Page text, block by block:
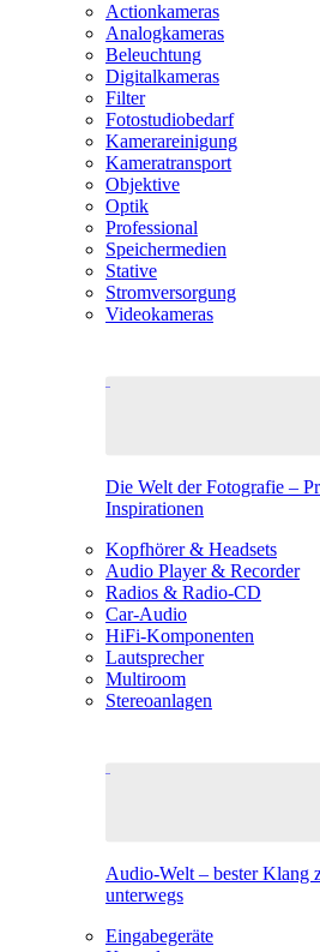
Actionkameras
Analogkameras
Beleuchtung
Digitalkameras
Filter
Fotostudiobedarf
Kamerareinigung
Kameratransport
Objektive
Optik
Professional
Speichermedien
Stative
Stromversorgung
Videokameras
Die Welt der Fotografie –
Inspirationen
Kopfhörer & Headsets
Audio Player & Recorder
Radios & Radio-CD
Car-Audio
HiFi-Komponenten
Lautsprecher
Multiroom
Stereoanlagen
Audio-Welt – bester Klang
unterwegs
Eingabegeräte